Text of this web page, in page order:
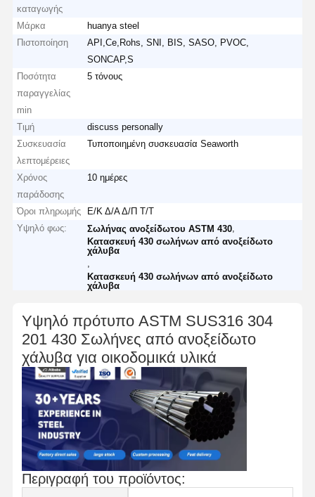
καταγωγής
Μάρκα
huanya steel
Πιστοποίηση
API,Ce,Rohs, SNI, BIS, SASO, PVOC,
SONCAP,S
Ποσότητα
παραγγελίας
min
5 τόνους
Τιμή
discuss personally
Συσκευασία
λεπτομέρειες
Τυποποιημένη συσκευασία Seaworth
Χρόνος
παράδοσης
10 ημέρες
Όροι πληρωμής
Ε/Κ Δ/Α Δ/Π Τ/Τ
Υψηλό φως:
Σωλήνας ανοξείδωτου ASTM 430
Κατασκευή 430 σωλήνων από ανοξείδωτο
χάλυβα
Κατασκευή 430 σωλήνων από ανοξείδωτο
χάλυβα
Υψηλό πρότυπο ASTM SUS316 304
201 430 Σωλήνες από ανοξείδωτο
χάλυβα για οικοδομικά υλικά
Περιγραφή του προϊόντος: